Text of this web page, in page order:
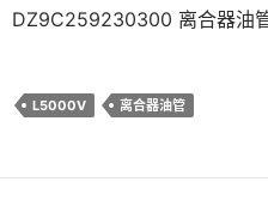
DZ9C259230300 离合器油
L5000V 离合器油管